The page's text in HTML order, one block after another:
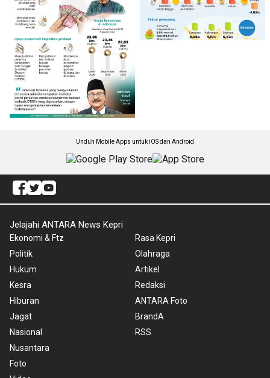
Unduh Mobile Apps untuk iOS dan Android
Jelajahi ANTARA News Kepri
Ekonomi & Ftz
Politik
Hukum
Kesra
Hiburan
Jagat
Nasional
Nusantara
Foto
Rasa Kepri
Olahraga
Artikel
Redaksi
ANTARA Foto
BrandA
RSS